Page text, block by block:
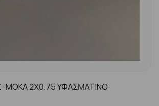
ΜΟΚΑ 2Χ0.75 ΥΦΑΣΜΑΤΙΝΟ